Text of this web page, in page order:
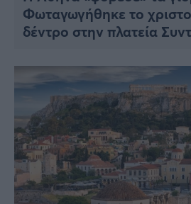
Φωταγωγήθηκε το
δέντρο στην πλατεία